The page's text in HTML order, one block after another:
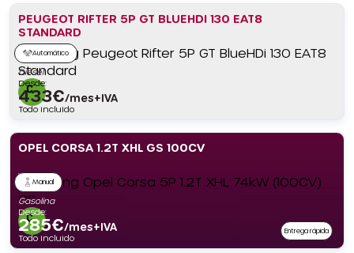
PEUGEOT RIFTER 5P GT BLUEHDI 130 EAT8
STANDARD
Automático
Diésel
Desde:
433€/mes+IVA
Todo incluido
OPEL CORSA 1.2T XHL GS 100CV
Manual
Gasolina
Desde:
285€/mes+IVA
Todo incluido
Entrega rápida